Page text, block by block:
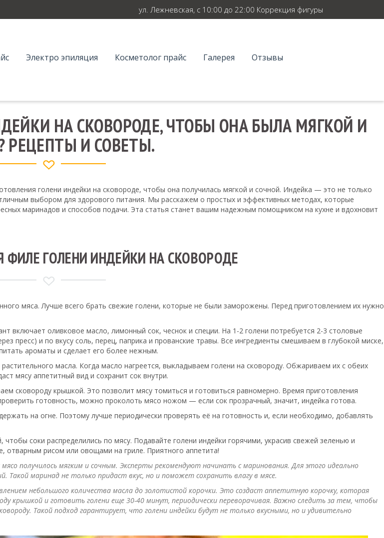
ул. Лежневская, с 10:00 до 22:00 Коррекция фигуры
Электро эпиляция Косметолог прайс Галерея
Отзывы
НА СКОВОРОДЕ, ЧТОБЫ ОНА БЫЛА МЯГКОЙ И
РЕЦЕПТЫ И СОВЕТЫ.
голени индейки на сковороде, чтобы она получилась мягкой и сочной. Индейка — это не только
выбором для здорового питания. Мы расскажем о простых и эффективных методах, которые
маринадов и способов подачи. Эта статья станет вашим надежным помощником на кухне и вдохновит
ФИЛЕ ГОЛЕНИ ИНДЕЙКИ НА СКОВОРОДЕ
мяса. Лучше всего брать свежие голени, которые не были заморожены. Перед приготовлением их нужно
включает оливковое масло, лимонный сок, чеснок и специи. На 1-2 голени потребуется 2-3 столовые
пресс) и по вкусу соль, перец, паприка и прованские травы. Все ингредиенты смешиваем в глубокой миске,
ароматы и сделает его более нежным.
масла. Когда масло нагреется, выкладываем голени на сковороду. Обжариваем их с обеих
мясу аппетитный вид и сохранит сок внутри.
сковороду крышкой. Это позволит мясу томиться и готовиться равномерно. Время приготовления
готовность, можно проколоть мясо ножом — если сок прозрачный, значит, индейка готова.
на огне. Поэтому лучше периодически проверять её на готовность и, если необходимо, добавлять
соки распределились по мясу. Подавайте голени индейки горячими, украсив свежей зеленью и
рисом или овощами на гриле. Приятного аппетита!
получилось мягким и сочным. Эксперты рекомендуют начинать с маринования. Для этого идеально
Такой маринад не только придаст вкус, но и поможет сохранить влагу в мясе.
небольшого количества масла до золотистой корочки. Это создаст аппетитную корочку, которая
крышкой и готовить голени еще 30-40 минут, периодически переворачивая. Важно следить за тем, чтобы
Такой подход гарантирует, что голени индейки будут не только вкусными, но и удивительно